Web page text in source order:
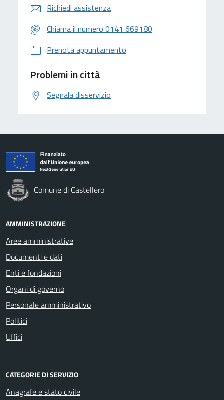
Richiedi assistenza
Chiama il numero 0141 669180
Prenota appuntamento
Problemi in città
Segnala disservizio
Comune di Castellero
AMMINISTRAZIONE
Aree amministrative
Documenti e dati
Enti e fondazioni
Organi di governo
Personale amministrativo
Politici
Uffici
CATEGORIE DI SERVIZIO
Anagrafe e stato civile